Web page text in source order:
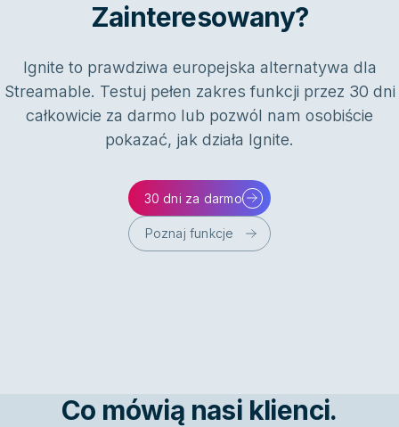
Zainteresowany?
Ignite to prawdziwa europejska alternatywa dla
Streamable. Testuj pełen zakres funkcji przez 30 dni
całkowicie za darmo lub pozwól nam osobiście
pokazać, jak działa Ignite.
30 dni za darmo
Poznaj funkcje
Co mówią nasi klienci.